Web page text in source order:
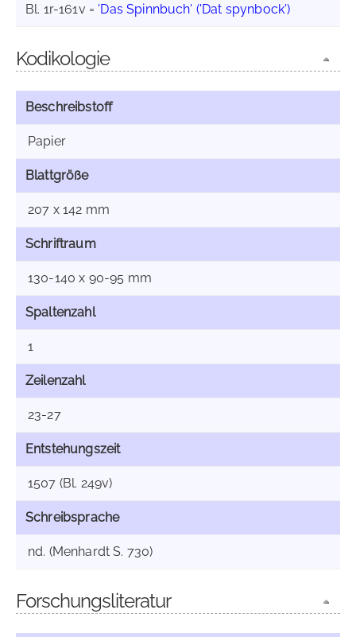
Bl. 1r-161v = 'Das Spinnbuch' ('Dat spynbock')
Kodikologie
Beschreibstoff
Papier
Blattgröße
207 x 142 mm
Schriftraum
130-140 x 90-95 mm
Spaltenzahl
1
Zeilenzahl
23-27
Entstehungszeit
1507 (Bl. 249v)
Schreibsprache
nd. (Menhardt S. 730)
Forschungsliteratur